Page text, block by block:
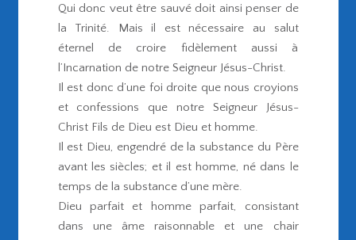
Qui donc veut être sauvé doit ainsi penser de
la Trinité. Mais il est nécessaire au salut
éternel de croire fidèlement aussi à
l’Incarnation de notre Seigneur Jésus-Christ.
Il est donc d’une foi droite que nous croyions
et confessions que notre Seigneur Jésus-
Christ Fils de Dieu est Dieu et homme.
Il est Dieu, engendré de la substance du Père
avant les siècles; et il est homme, né dans le
temps de la substance d’une mère.
Dieu parfait et homme parfait, consistant
dans une âme raisonnable et une chair